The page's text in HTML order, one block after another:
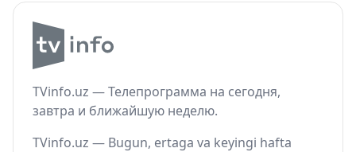
TVinfo.uz — Телепрограмма на сегодня,
завтра и ближайшую неделю.
TVinfo.uz — Bugun, ertaga va keyingi hafta